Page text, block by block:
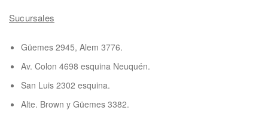
Sucursales
Güemes 2945, Alem 3776.
Av. Colon 4698 esquina Neuquén.
San Luis 2302 esquina.
Alte. Brown y Güemes 3382.